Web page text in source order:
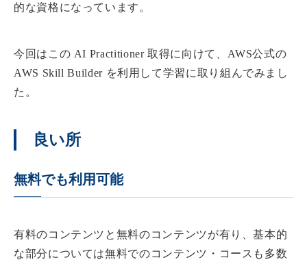
的な資格になっています。
今回はこの AI Practitioner 取得に向けて、AWS公式の
AWS Skill Builder を利用して学習に取り組んでみまし
た。
良い所
無料でも利用可能
有料のコンテンツと無料のコンテンツが有り、基本的
な部分については無料でのコンテンツ・コースも多数